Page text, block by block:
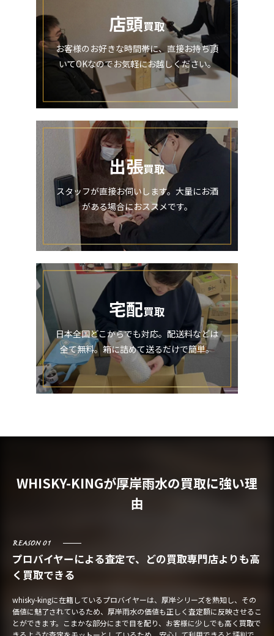
店頭買取
お客様のお好きな時間帯に、直接お持ち頂
いてOKなのでお気軽にお越しください。
出張買取
スタッフが直接お伺いします。大量にお酒
がある場合におススメです。
宅配買取
日本全国どこからでも対応。配送料などは
全て無料。箱に詰めて送るだけで簡単。
WHISKY-KINGが厚岸雨水の買取に強い理
由
REASON 01
プロバイヤーによる査定で、どの買取専門店よりも高
く買取できる
whisky-kingに在籍しているプロバイヤーは、厚岸シリーズを熟知し、その
価値に魅了されているため、厚岸雨水の価値も正しく査定額に反映させるこ
とができます。こまかな部分にまで目を配り、お客様に少しでも高く買取で